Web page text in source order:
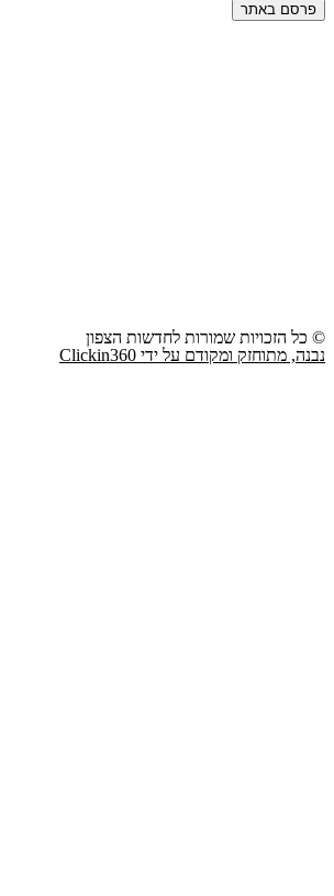
פרסם באתר
© כל הזכויות שמורות לחדשות הצפון
נבנה, מתוחזק ומקודם על ידי Clickin360